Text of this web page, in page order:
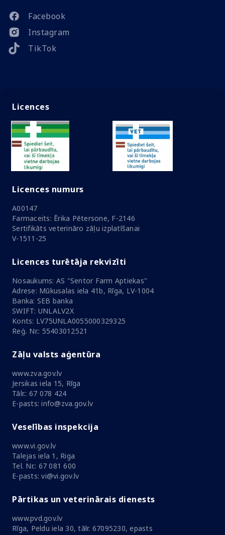
Facebook
Instagram
TikTok
Licences
Licences numurs
A00147
Farmaceits: Ērika Pētersone, F-2146
Sertifikāts veterināro zāļu izplatīšanai
V-1511-25
Licences turētāja rekvizīti
Nosaukums: AS "Sentor Farm Aptiekas"
Adrese: Mūkusalas iela 41b, Rīga, LV-1004
Banka: SEB banka
SWIFT: UNLALV2X
Konts: LV75UNLA0055000329325
Reģ. Nr.: 55403012521
Zāļu valsts aģentūra
www.zva.gov.lv
Jersikas iela 15, Rīga
Tālr.: 67 078 424
E-pasts: info@zva.gov.lv
Veselības inspekcija
www.vi.gov.lv
Talejas iela 1, Riga
Tel. Nr.: 67 081 600
E-pasts: vi@vi.gov.lv
Pārtikas un veterinārais dienests
www.pvd.gov.lv
Rīga, Peldu iela 30, tālr. 67095230, epasts